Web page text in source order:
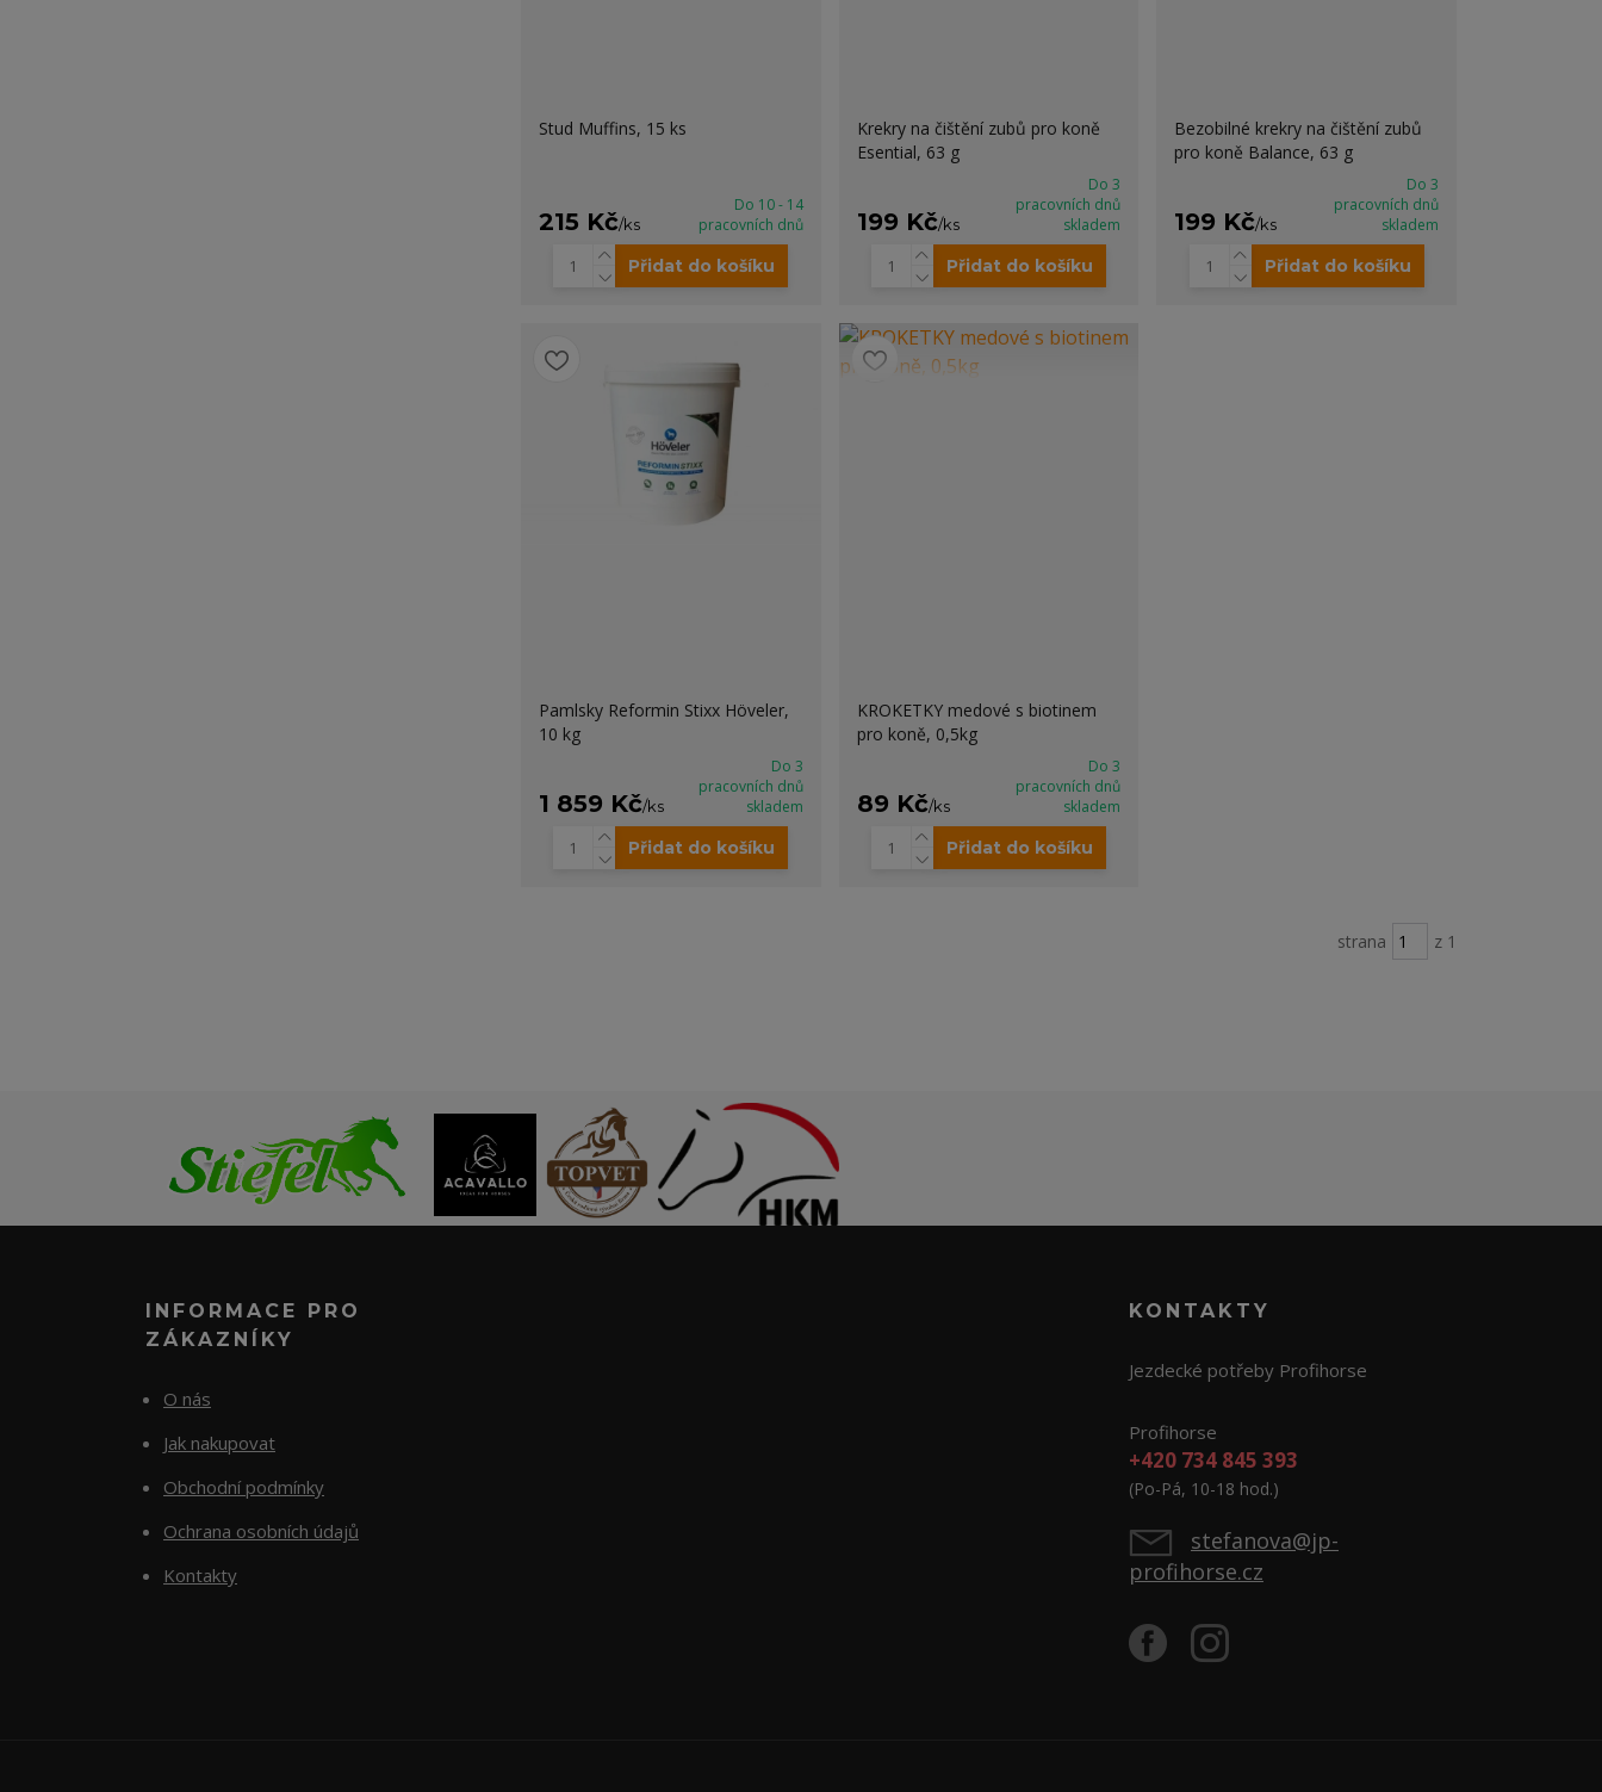
Stud Muffins, 15 ks
215 Kč/ks
Do 10 - 14
pracovních dnů
Přidat do košíku
Krekry na čištění zubů pro koně
Esential, 63 g
199 Kč/ks
Do 3
pracovních dnů
skladem
Přidat do košíku
Bezobilné krekry na čištění zubů
pro koně Balance, 63 g
199 Kč/ks
Do 3
pracovních dnů
skladem
Přidat do košíku
Pamlsky Reformin Stixx Höveler,
10 kg
1 859 Kč/ks
Do 3
pracovních dnů
skladem
Přidat do košíku
KROKETKY medové s biotinem
pro koně, 0,5kg
89 Kč/ks
Do 3
pracovních dnů
skladem
Přidat do košíku
strana z 1
INFORMACE PRO
ZÁKAZNÍKY
O nás
Jak nakupovat
Obchodní podmínky
Ochrana osobních údajů
Kontakty
KONTAKTY
Jezdecké potřeby Profihorse
Profihorse
+420 734 845 393
(Po-Pá, 10-18 hod.)
stefanova@jp-
profihorse.cz